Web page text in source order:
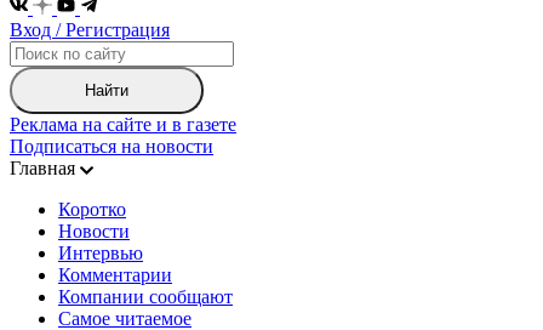
Вход / Регистрация
Найти
Реклама на сайте и в газете
Подписаться на новости
Главная
Коротко
Новости
Интервью
Комментарии
Компании сообщают
Самое читаемое